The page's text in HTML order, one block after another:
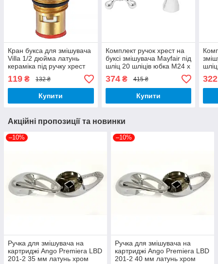
Кран букса для змішувача
Villa 1/2 дюйма латунь
кераміка під ручку хрест
24 шліци напівоборотна
14,5 мм
119 ₴ 132 ₴
Купити
Комплект ручок хрест на
буксі змішувача Mayfair під
шліц 20 шліців юбка М24 х
1 мм хром метал пара
374₴ 415 ₴
Купити
1,5
322
Акційні пропозиції та новинки
–10%
Ручка для змішувача на
картриджі Ango Premiera LBD
201-2 35 мм латунь хром
–10%
Ручка для змішувача на
картриджі Ango Premiera LBD
201-2 40 мм латунь хром